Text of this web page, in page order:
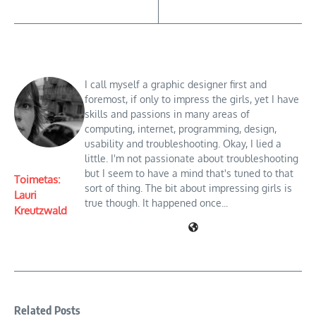
Toimetas:
Lauri
Kreutzwald
I call myself a graphic designer first and
foremost, if only to impress the girls, yet I have
skills and passions in many areas of
computing, internet, programming, design,
usability and troubleshooting. Okay, I lied a
little. I'm not passionate about troubleshooting
but I seem to have a mind that's tuned to that
sort of thing. The bit about impressing girls is
true though. It happened once...
Related Posts